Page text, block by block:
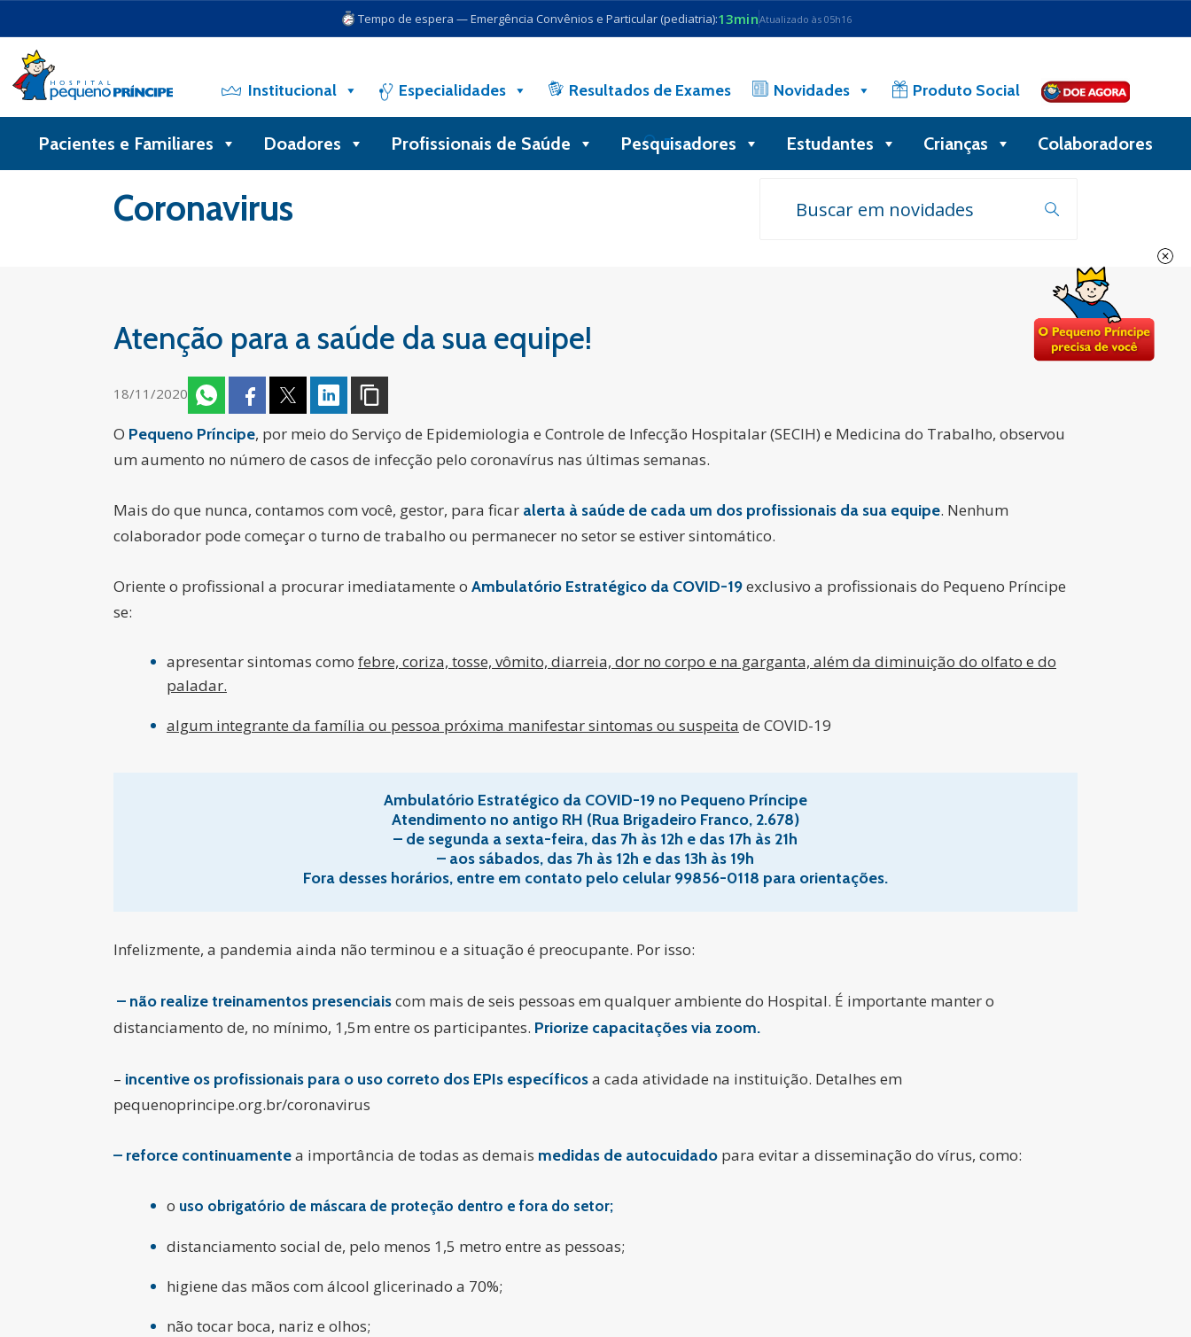
Tempo de espera — Emergência Convênios e Particular (pediatria):13minAtualizado às 05h16
Institucional Especialidades Resultados de Exames Novidades Produto Social
Busca
Pacientes e Familiares Doadores Profissionais de Saúde Pesquisadores Estudantes Crianças Colaboradores
Coronavirus
Atenção para a saúde da sua equipe!
18/11/2020
O Pequeno Príncipe, por meio do Serviço de Epidemiologia e Controle de Infecção Hospitalar (SECIH) e Medicina do Trabalho, observou
um aumento no número de casos de infecção pelo coronavírus nas últimas semanas.
Mais do que nunca, contamos com você, gestor, para ficar alerta à saúde de cada um dos profissionais da sua equipe. Nenhum
colaborador pode começar o turno de trabalho ou permanecer no setor se estiver sintomático.
Oriente o profissional a procurar imediatamente o Ambulatório Estratégico da COVID-19exclusivo a profissionais do Pequeno Príncipe
se:
apresentar sintomas como febre, coriza, tosse, vômito, diarreia, dor no corpo e na garganta, além da diminuição do olfato e do
paladar.
algum integrante da família ou pessoa próxima manifestar sintomas ou suspeita de COVID-19
Ambulatório Estratégico da COVID-19 no Pequeno Príncipe
Atendimento no antigo RH (Rua Brigadeiro Franco, 2.678)
– de segunda a sexta-feira, das 7h às 12h e das 17h às 21h
– aos sábados, das 7h às 12h e das 13h às 19h
Fora desses horários, entre em contato pelo celular 99856-0118 para orientações.
Infelizmente, a pandemia ainda não terminou e a situação é preocupante. Por isso:
– não realize treinamentos presenciaiscom mais de seis pessoas em qualquer ambiente do Hospital. É importante manter o
distanciamento de, no mínimo, 1,5m entre os participantes. Priorize capacitações via zoom.
– incentive os profissionais para o uso correto dos EPIs específicosa cada atividade na instituição. Detalhes em
pequenoprincipe.org.br/coronavirus
– reforce continuamentea importância de todas as demais medidas de autocuidado para evitar a disseminação do vírus, como:
o uso obrigatório de máscara de proteção dentro e fora do setor;
distanciamento social de, pelo menos 1,5 metro entre as pessoas;
higiene das mãos com álcool glicerinado a 70%;
não tocar boca, nariz e olhos;